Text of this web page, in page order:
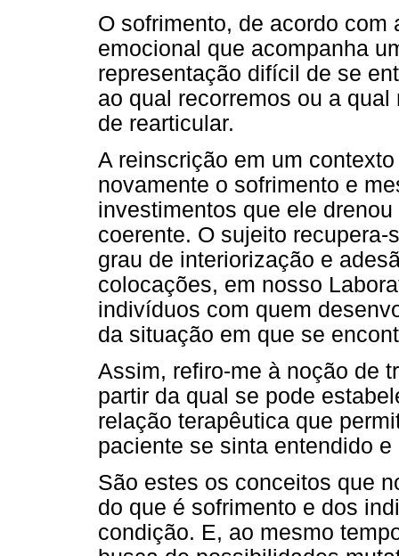
O sofrimento, de acordo
emocional que acompanha
representação difícil de se
ao qual recorremos ou a
de rearticular.
A reinscrição em um
novamente o sofrimento e
investimentos que ele
coerente. O sujeito
grau de interiorização e
colocações, em nosso
indivíduos com quem
da situação em que se
Assim, refiro-me à noção de
partir da qual se pode
relação terapêutica que
paciente se sinta entendido e
São estes os conceitos que
do que é sofrimento e dos
condição. E, ao mesmo